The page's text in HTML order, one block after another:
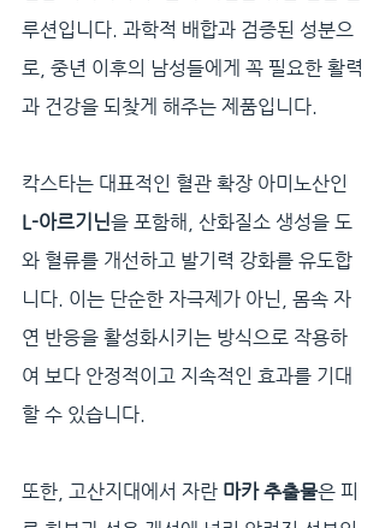
루션입니다. 과학적 배합과 검증된 성분으
로, 중년 이후의 남성들에게 꼭 필요한 활력
과 건강을 되찾게 해주는 제품입니다.
칵스타는 대표적인 혈관 확장 아미노산인
L-아르기닌을 포함해, 산화질소 생성을 도
와 혈류를 개선하고 발기력 강화를 유도합
니다. 이는 단순한 자극제가 아닌, 몸속 자
연 반응을 활성화시키는 방식으로 작용하
여 보다 안정적이고 지속적인 효과를 기대
할 수 있습니다.
또한, 고산지대에서 자란 마카 추출물은 피